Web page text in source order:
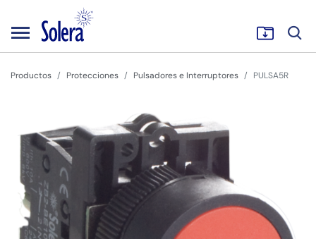
Productos Protecciones Pulsadores e Interruptores PULSA5R